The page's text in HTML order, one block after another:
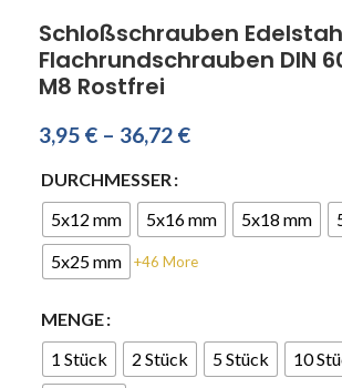
Schloßschrauben
Flachrundschrauben DIN
M8 Rostfrei
3,95 € – 36,72 €
DURCHMESSER
5x12 mm
5x16 mm 5x18 mm
5x25 mm
+46 More
MENGE
1 Stück
2 Stück 5 Stück
10